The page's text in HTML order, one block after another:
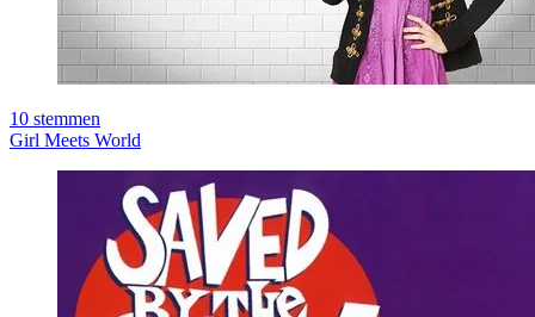
10 stemmen
Girl Meets World